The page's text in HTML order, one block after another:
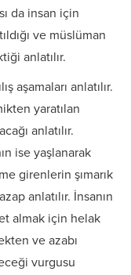
da insan için
ve müslüman
anlatılır.
aşamaları anlatılır.
yaratılan
anlatılır.
ise yaşlanarak
girenlerin şımarık
anlatılır. İnsanın
almak için helak
ve azabı
vurgusu